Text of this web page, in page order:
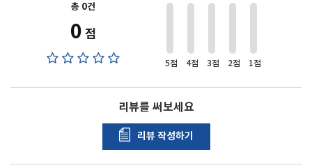
총 0건
0 점
5점 4점 3점 2점 1점
리뷰를 써보세요
리뷰 작성하기